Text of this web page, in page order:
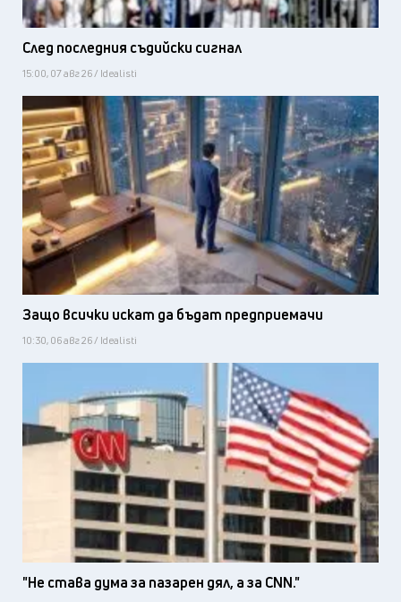
След последния съдийски сигнал
15:00, 07 авг 26 / Idealisti
Защо всички искат да бъдат предприемачи
10:30, 06 авг 26 / Idealisti
"Не става дума за пазарен дял, а за CNN."